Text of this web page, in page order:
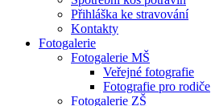
Přihláška ke stravování
Kontakty
Fotogalerie
Fotogalerie MŠ
Veřejné fotografie
Fotografie pro rodiče
Fotogalerie ZŠ